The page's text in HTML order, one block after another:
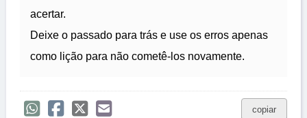
acertar.
Deixe o passado para trás e use os erros apenas
como lição para não cometê-los novamente.
copiar